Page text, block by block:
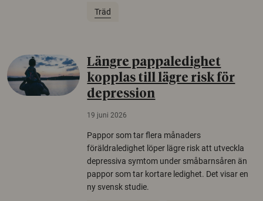
Träd
Längre pappaledighet
kopplas till lägre risk för
depression
19 juni 2026
Pappor som tar flera månaders
föräldraledighet löper lägre risk att utveckla
depressiva symtom under småbarnsåren än
pappor som tar kortare ledighet. Det visar en
ny svensk studie.